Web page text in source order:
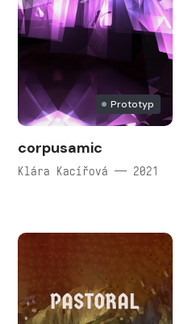
Prototyp
corpusamic
Klára Kacířová — 2021